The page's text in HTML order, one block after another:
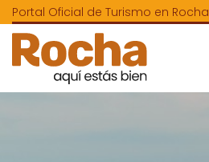
Portal Oficial de Turismo en Rocha